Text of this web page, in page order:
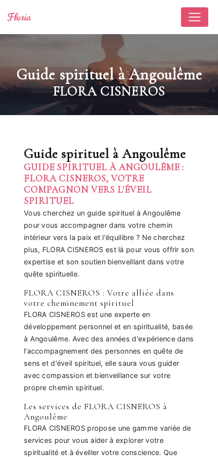
Guide spirituel à Angoulême
FLORA CISNEROS
Guide spirituel à Angoulême
GUIDE SPIRITUEL À ANGOULÊME :
FLORA CISNEROS, VOTRE
COMPAGNON VERS L'ÉVEIL
SPIRITUEL
Vous cherchez un guide spirituel à Angoulême
pour vous accompagner dans votre chemin
intérieur vers la paix et l'équilibre ? Ne cherchez
plus, FLORA CISNEROS est là pour vous offrir son
expertise et son soutien bienveillant dans votre
quête spirituelle.
FLORA CISNEROS : Votre alliée dans
votre cheminement spirituel
FLORA CISNEROS est une experte en
développement personnel et en spiritualité, basée
à Angoulême. Avec des années d'expérience dans
l'accompagnement des personnes en quête de
sens et d'éveil spirituel, elle saura vous guider
avec compassion et bienveillance sur votre
propre chemin spirituel.
Les services de FLORA CISNEROS à
Angoulême
FLORA CISNEROS propose une gamme variée de
services pour vous aider à explorer votre
spiritualité et à éveiller votre conscience. Que